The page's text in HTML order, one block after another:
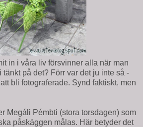
in i våra liv försvinner alla när man
tänkt på det? Förr var det ju inte så -
bli fotograferade. Synd faktiskt, men
Megáli Pémbti (stora torsdagen) som
påskäggen målas. Här betyder det